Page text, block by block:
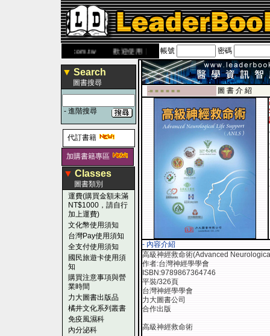
www.leaderbook.com.tw歡迎使用 國民旅遊卡！！
帳號 密碼
▼ Search
圖書搜尋
- 進階搜尋
代訂書籍
加購書籍專區
▼ Classes
圖書類別
運費(購買金額未滿
NT$1000，請自行
加上運費)
文化幣使用須知
台灣Pay使用須知
全支付使用須知
國民旅遊卡使用須
知
購買注意事項與營
業時間
力大圖書出版品
橘井文化系列叢書
免疫風濕科
內分泌科
-■ ■ ■ ■ ■ ■
圖 書 介 紹
- 內容介紹
高級神經救命術(Advanced
作者:台灣神經學學會
ISBN:9789867364746
平裝/326頁
台灣神經學學會
力大圖書公司
合作出版
高級神經救命術